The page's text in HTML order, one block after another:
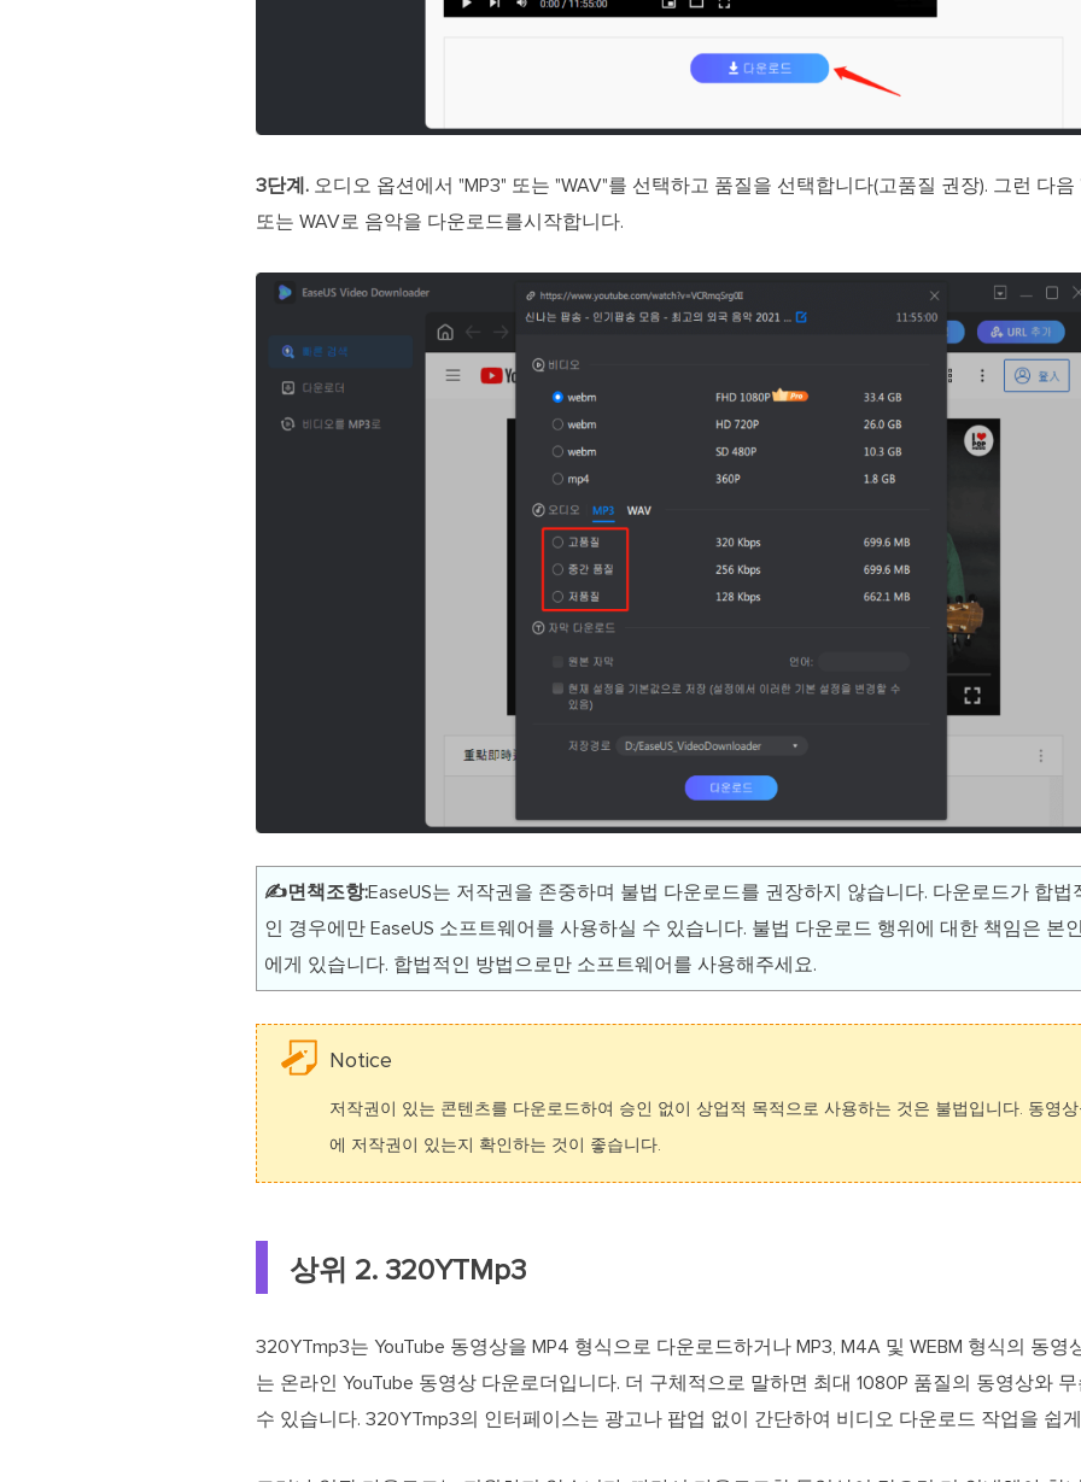
3단계. 오디오 옵션에서 "MP3" 또는 "WAV"를 선택하고 품질을 선택합니다(고품질 권장). 그런 다
또는 WAV로 음악을 다운로드를시작합니다.
✍️면책조항:EaseUS는 저작권을 존중하며 불법 다운로드를 권장하지 않습니다. 다운로드가 합법
인 경우에만 EaseUS 소프트웨어를 사용하실 수 있습니다. 불법 다운로드 행위에 대한 책임은 본
에게 있습니다. 합법적인 방법으로만 소프트웨어를 사용해주세요.
Notice
저작권이 있는 콘텐츠를 다운로드하여 승인 없이 상업적 목적으로 사용하는 것은 불법입니다. 동영
에 저작권이 있는지 확인하는 것이 좋습니다.
상위 2. 320YTMp3
320YTmp3는 YouTube 동영상을 MP4 형식으로 다운로드하거나 MP3, M4A 및 WEBM 형식의 동
는 온라인 YouTube 동영상 다운로더입니다. 더 구체적으로 말하면 최대 1080P 품질의 동영상와
수 있습니다. 320YTmp3의 인터페이스는 광고나 팝업 없이 간단하여 비디오 다운로드 작업을 쉽